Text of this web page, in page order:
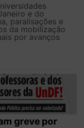
e do
paralisações e
da mobilização
por avanços
greve por